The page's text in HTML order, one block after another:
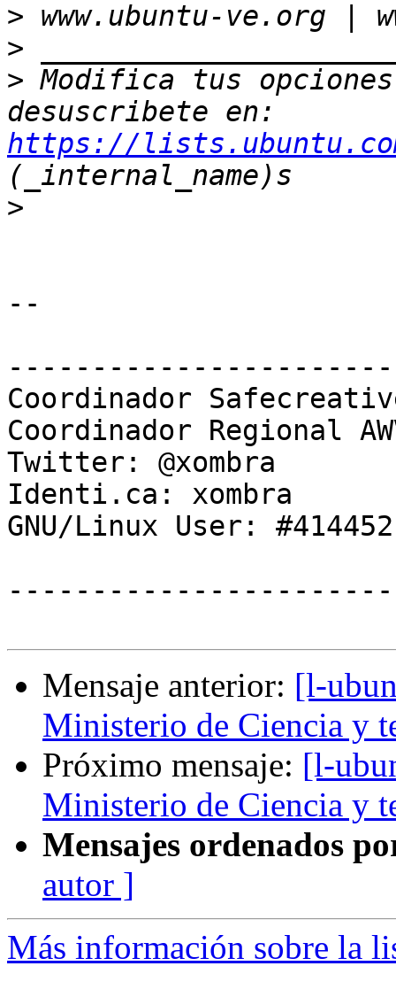
>
>
> Modifica tus
https://
>
--
Coordinador
Coordinador Regional
Twitter: @xombra
Identi.ca: xombra
GNU/Linux User: #414452
Mensaje anterior: [l-
Ministerio de Ciencia y
Próximo mensaje: [l-
Ministerio de Ciencia y
Mensajes ordenados
autor ]
Más información sobre la